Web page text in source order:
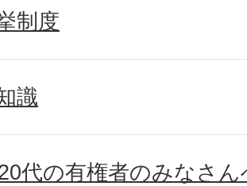
制度
識
代の有権者のみなさ